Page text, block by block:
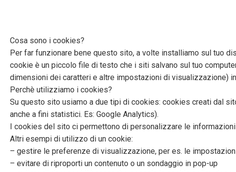
Cosa sono i cookies?
Per far funzionare bene questo sito, a volte installiamo sul tuo
cookie è un piccolo file di testo che i siti salvano sul tuo
dimensioni dei caratteri e altre impostazioni di visualizzazione)
Perchè utilizziamo i cookies?
Su questo sito usiamo a due tipi di cookies: cookies creati dal
anche a fini statistici. Es: Google Analytics).
I cookies del sito ci permettono di personalizzare le
Altri esempi di utilizzo di un cookie:
– gestire le preferenze di visualizzazione, per es. le
– evitare di riproporti un contenuto o un sondaggio in pop-up